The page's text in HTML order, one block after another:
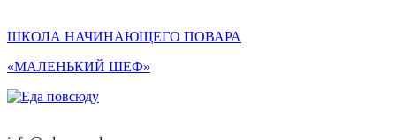
ШКОЛА НАЧИНАЮЩЕГО ПОВАРА
«МАЛЕНЬКИЙ ШЕФ»